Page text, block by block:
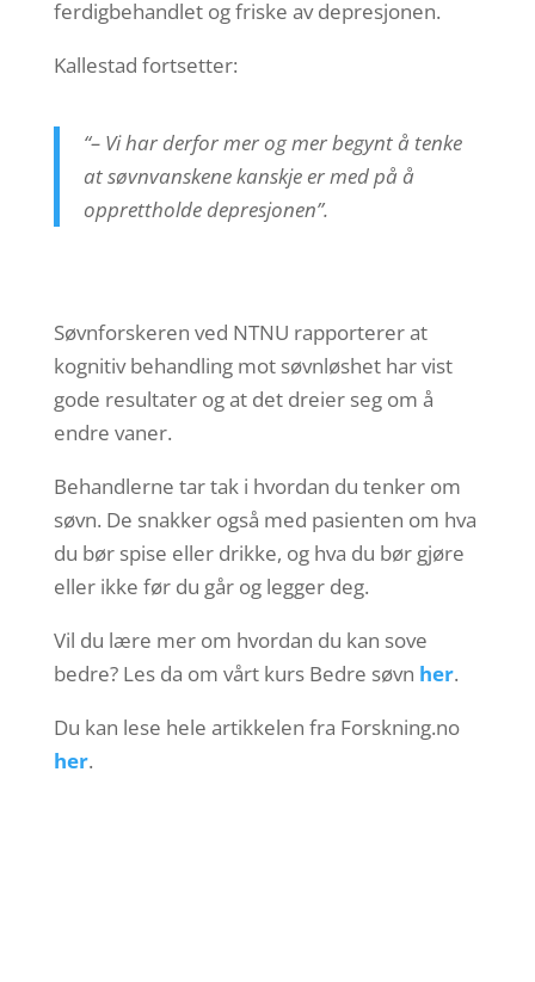
ferdigbehandlet og friske av depresjonen.
Kallestad fortsetter:
“– Vi har derfor mer og mer begynt å tenke
at søvnvanskene kanskje er med på å
opprettholde depresjonen”.
Søvnforskeren ved NTNU rapporterer at
kognitiv behandling mot søvnløshet har vist
gode resultater og at det dreier seg om å
endre vaner.
Behandlerne tar tak i hvordan du tenker om
søvn. De snakker også med pasienten om hva
du bør spise eller drikke, og hva du bør gjøre
eller ikke før du går og legger deg.
Vil du lære mer om hvordan du kan sove
bedre? Les da om vårt kurs Bedre søvn her.
Du kan lese hele artikkelen fra Forskning.no
her.